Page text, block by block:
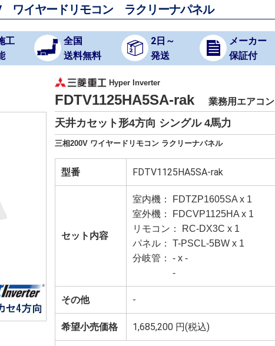
イヤードリモコン ラクリーナパネル
工
全国
送料無料
2日～
発送
メーカー
保証付
Hyper Inverter
FDTV1125HA5SA-rak 業務用エアコン
天井カセット形4方向 シングル 4馬力
三相200V ワイヤードリモコン ラクリーナパネル
型番 FDTV1125HA5SA-rak
セット内容
室内機： FDTZP1605SA x 1
室外機： FDCVP1125HA x 1
リモコン： RC-DX3C x 1
パネル： T-PSCL-5BW x 1
分岐管： - x -
-
その他 -
希望小売価格 1,685,200 円(税込)